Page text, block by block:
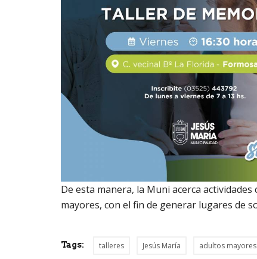
De esta manera, la Muni acerca
mayores, con el fin de generar lugares de
Tags: talleres Jesús María adultos mayores